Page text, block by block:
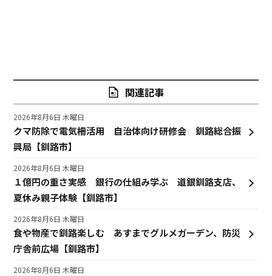
関連記事
クマ防除で電気柵活用 自治体向け研修会 釧路総合振
興局【釧路市】
2026年8月6日 木曜日
１億円の重さ実感 銀行の仕組み学ぶ 道銀釧路支店、
夏休み親子体験【釧路市】
2026年8月6日 木曜日
食や物産で釧路楽しむ あすまでグルメガーデン、防災
庁舎前広場【釧路市】
2026年8月6日 木曜日
2026年8月6日 木曜日